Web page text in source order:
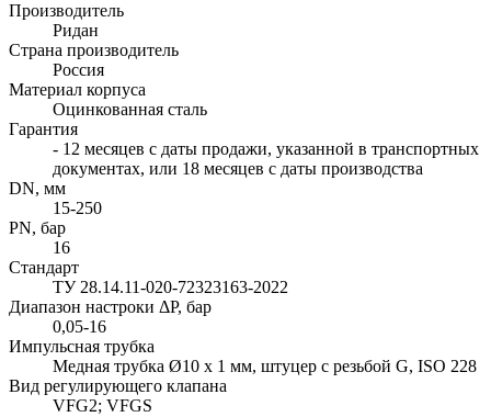
Производитель
Ридан
Страна производитель
Россия
Материал корпуса
Оцинкованная сталь
Гарантия
- 12 месяцев с даты продажи, указанной в транспортных
документах, или 18 месяцев с даты производства
DN, мм
15-250
PN, бар
16
Стандарт
ТУ 28.14.11-020-72323163-2022
Диапазон настроки ΔP, бар
0,05-16
Импульсная трубка
Медная трубка Ø10 x 1 мм, штуцер с резьбой G, ISO 228
Вид регулирующего клапана
VFG2; VFGS